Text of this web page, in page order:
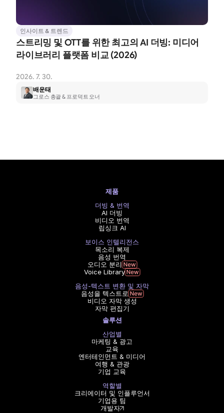
인사이트 & 트렌드
스트리밍 및 OTT를 위한 최고의 AI 더빙: 미디어
라이브러리 플랫폼 비교 (2026)
2026. 7. 30.
배운태
그로스 총괄 & 프로덕트 오너
제품
더빙 & 번역
AI 더빙
비디오 번역
립싱크 AI
보이스 인텔리전스
목소리 복제
음성 번역
오디오 분리
Voice Library
음성-텍스트 변환 및 자막
음성을 텍스트로
비디오 자막 생성
자막 편집기
솔루션
산업별
마케팅 & 광고
교육
엔터테인먼트 & 미디어
여행 & 관광
기업 교육
역할별
크리에이터 및 인플루언서
기업용 팀
개발자